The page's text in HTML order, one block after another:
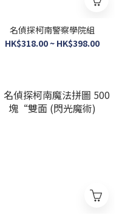
名偵探柯南警察學院組
HK$318.00 ~ HK$398.00